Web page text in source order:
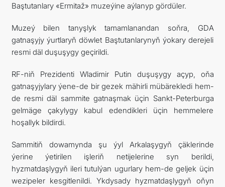
Baştutanlary «Ermitaž» muzeýine aýlanyp gördüler.
Muzeý bilen tanyşlyk tamamlanandan soňra, GDA
gatnaşyjy ýurtlaryň döwlet Baştutanlarynyň ýokary derejeli
resmi däl duşuşygy geçirildi.
RF-niň Prezidenti Wladimir Putin duşuşygy açyp, oňa
gatnaşyjylary ýene-de bir gezek mähirli mübärekledi hem-
de resmi däl sammite gatnaşmak üçin Sankt-Peterburga
gelmäge çakylygy kabul edendikleri üçin hemmelere
hoşallyk bildirdi.
Sammitiň dowamynda şu ýyl Arkalaşygyň çäklerinde
ýerine ýetirilen işleriň netijelerine syn berildi,
hyzmatdaşlygyň ileri tutulýan ugurlary hem-de geljek üçin
wezipeler kesgitlenildi. Ykdysady hyzmatdaşlygyň oňyn